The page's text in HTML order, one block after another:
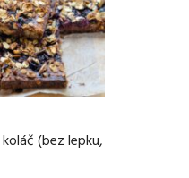
(bez lepku,